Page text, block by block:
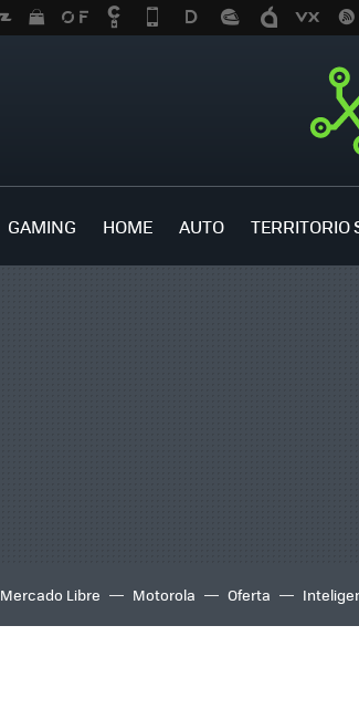
GAMING HOME AUTO TERRITORIO
Mercado Libre Motorola Oferta